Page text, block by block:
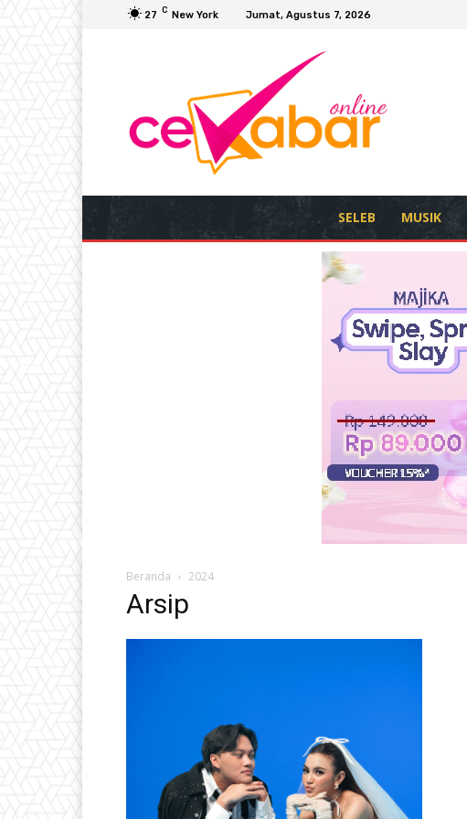
27 C New York Jumat, Agustus 7, 2026
SELEB MUSIK
Beranda 2024
Arsip